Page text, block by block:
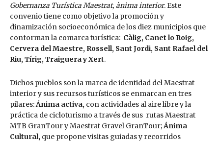
Gobernanza Turística Maestrat, ànima interior. Este
convenio tiene como objetivo la promoción y
dinamización socioeconómica de los diez municipios que
conforman la comarca turística: Càlig, Canet lo Roig,
Cervera del Maestre, Rossell, Sant Jordi, Sant Rafael del
Riu, Tírig, Traiguera y Xert.
Dichos pueblos son la marca de identidad del Maestrat
interior y sus recursos turísticos se enmarcan en tres
pilares:Ánima activa, con actividades al aire libre y la
práctica de cicloturismo a través de sus rutas Maestrat
MTB GranTour y Maestrat Gravel GranTour;Ánima
Cultural, que propone visitas guiadas y recorridos